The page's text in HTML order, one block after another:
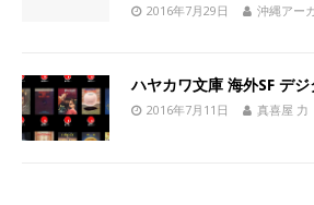
2016年7月29日 沖縄アー
ハヤカワ文庫 海外SF デ
2016年7月11日 真喜屋 力